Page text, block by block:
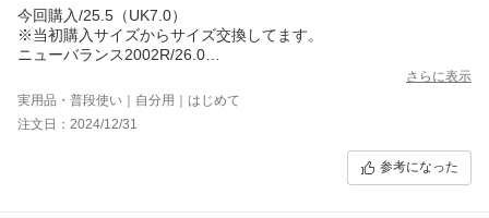
CHAMBORD…縦余裕あり、横・高さジャストフィット
AVORIAZ…縦余裕あり、横・高さジャストフィット
REIMS…縦・横ジャストフィット、高さかなりきつい(最初だけ、
後に馴染んでジャストフィット)
今回購入/25.5（UK7.0）
※当初購入サイズからサイズ交換してます。
ニューバランス2002R/26.0
パラブーツ シャンボード/26.0
サイズ選択が難しい靴です。持っている方の意見にバラツキがあ
り、普段履きでジャストもしくは若干の余裕があるという意見も
あれば、普段履きからワンサイズダウンでも余裕があるという意
見も…自身が甲高+幅広という足型はこの靴に考慮する必要がな
く、普段履いているスニーカーからハーフサイズダウンでベスト
さらに表示
実用品・普段使い｜自分用｜はじめて
注文日：2024/12/31
参考になった